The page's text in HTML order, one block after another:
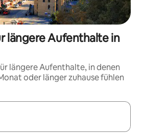
längere Aufenthalte in
längere Aufenthalte, in denen
oder länger zuhause fühlen
sind, navigiere mit den